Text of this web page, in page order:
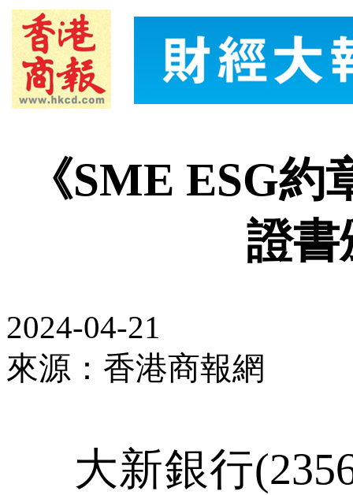
《SME ESG
證書
2024-04-21
來源：香港商報網
大新銀行